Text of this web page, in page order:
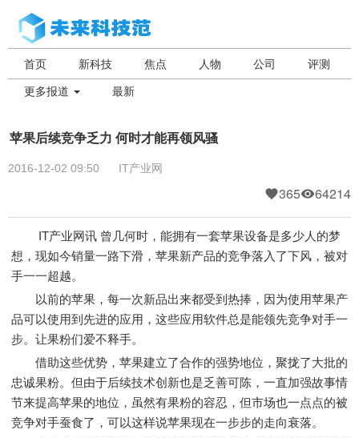
首页 新科技 焦点 人物 公司 评测
更多报道 最新
苹果后续竞争乏力 何时才能再领风骚
2016-12-02 09:50 IT产业网
365 64214
IT产业网讯 曾几何时，能拥有一套苹果设备是多少人的梦
想，现如今销量一路下滑，苹果新产品的竞争落入了下风，被对
手一一超越。
以前的苹果，每一次新品出来都受到热捧，因为使用苹果产
品可以使用到先进的应用，这些应用软件总是能领先竞争对手一
步。让果粉们爱不释手。
借助这些优势，苹果建立了合作的强势地位，聚拢了大批的
忠诚果粉。但由于后续技术创新也是乏善可陈，一直加强故事情
节来提高苹果的地位，虽然有果粉的容忍，但市场也一点点的被
竞争对手蚕食了，可以这样说苹果现在一步步的走向衰落。